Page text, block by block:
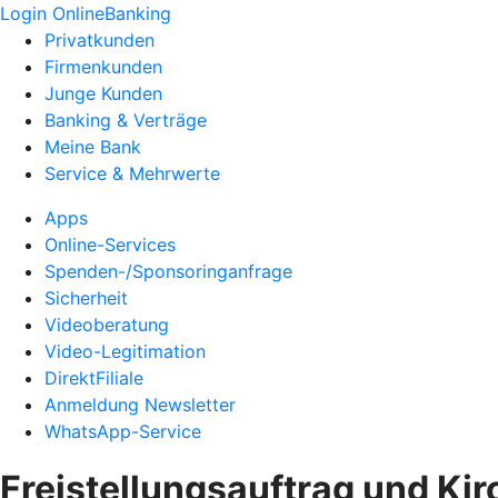
Login OnlineBanking
Privatkunden
Firmenkunden
Junge Kunden
Banking & Verträge
Meine Bank
Service & Mehrwerte
Apps
Online-Services
Spenden-/Sponsoringanfrage
Sicherheit
Videoberatung
Video-Legitimation
DirektFiliale
Anmeldung Newsletter
WhatsApp-Service
Freistellungsauftrag und